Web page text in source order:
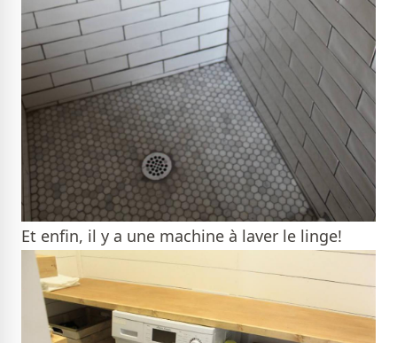
Et enfin, il y a une machine à laver le linge!